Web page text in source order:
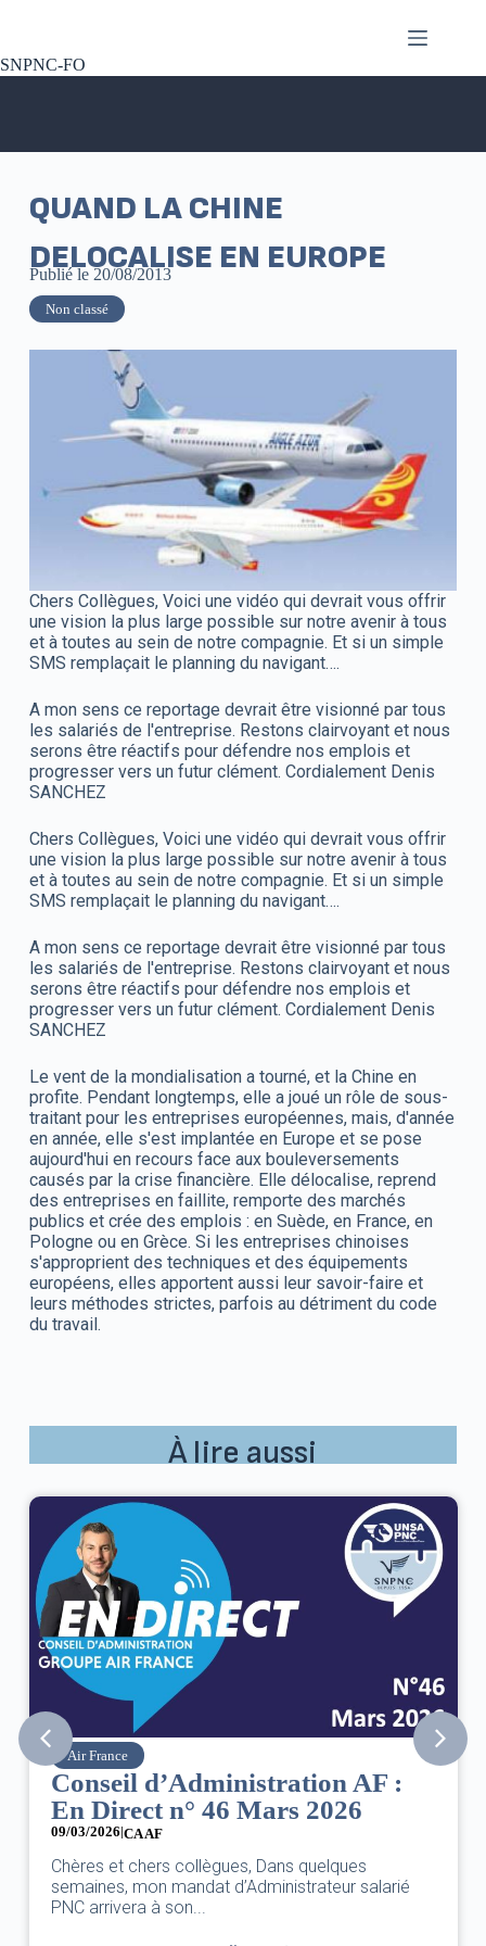
SNPNC-FO
QUAND LA CHINE
DELOCALISE EN EUROPE
Publié le 20/08/2013
Non classé
Chers Collègues, Voici une vidéo qui devrait vous offrir
une vision la plus large possible sur notre avenir à tous
et à toutes au sein de notre compagnie. Et si un simple
SMS remplaçait le planning du navigant….
A mon sens ce reportage devrait être visionné par tous
les salariés de l'entreprise. Restons clairvoyant et nous
serons être réactifs pour défendre nos emplois et
progresser vers un futur clément. Cordialement Denis
SANCHEZ
Chers Collègues, Voici une vidéo qui devrait vous offrir
une vision la plus large possible sur notre avenir à tous
et à toutes au sein de notre compagnie. Et si un simple
SMS remplaçait le planning du navigant….
A mon sens ce reportage devrait être visionné par tous
les salariés de l'entreprise. Restons clairvoyant et nous
serons être réactifs pour défendre nos emplois et
progresser vers un futur clément. Cordialement Denis
SANCHEZ
Le vent de la mondialisation a tourné, et la Chine en
profite. Pendant longtemps, elle a joué un rôle de sous-
traitant pour les entreprises européennes, mais, d'année
en année, elle s'est implantée en Europe et se pose
aujourd'hui en recours face aux bouleversements
causés par la crise financière. Elle délocalise, reprend
des entreprises en faillite, remporte des marchés
publics et crée des emplois : en Suède, en France, en
Pologne ou en Grèce. Si les entreprises chinoises
s'approprient des techniques et des équipements
européens, elles apportent aussi leur savoir-faire et
leurs méthodes strictes, parfois au détriment du code
du travail.
À lire aussi
Air France
Conseil d’Administration AF :
En Direct n° 46 Mars 2026
09/03/2026|CA AF
Chères et chers collègues, Dans quelques
semaines, mon mandat d’Administrateur salarié
PNC arrivera à son...